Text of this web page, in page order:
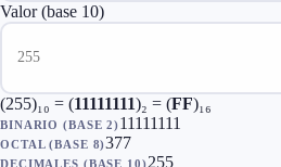
Valor (base 10)
(255)₁₀ = (11111111)₂ = (FF)₁₆
BINARIO (BASE 2)11111111
OCTAL (BASE 8)377
DECIMALES (BASE 10)255